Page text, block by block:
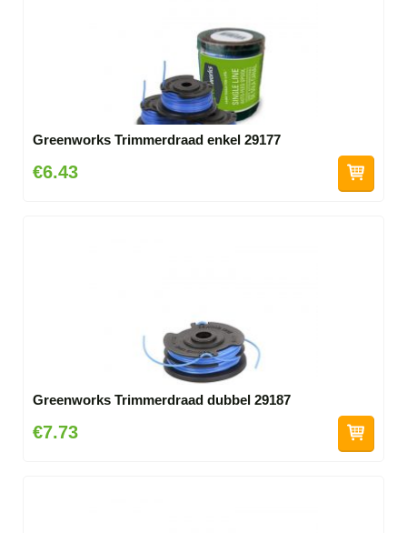
Greenworks Trimmerdraad enkel 29177
€6.43
Greenworks Trimmerdraad dubbel 29187
€7.73